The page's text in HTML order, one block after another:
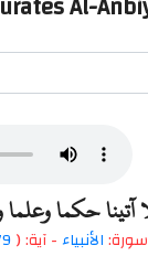
آتينا حكما
سورة:الأنبياء- آية: (